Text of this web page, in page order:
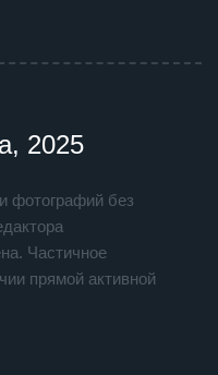
2025
фотографий без
Частичное
прямой активной